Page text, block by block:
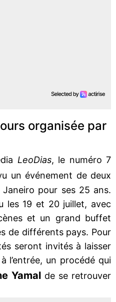
organisée par
LeoDias, le numéro 7
un événement de deux
pour ses 25 ans.
les 19 et 20 juillet, avec
et un grand buffet
de différents pays. Pour
seront invités à laisser
l’entrée, un procédé qui
Yamal de se retrouver